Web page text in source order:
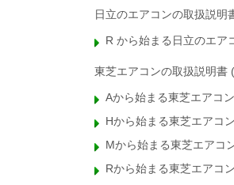
日立のエアコンの取扱説明
R から始まる日立のエア
東芝エアコンの取扱説明書
Aから始まる東芝エアコ
Hから始まる東芝エアコ
Mから始まる東芝エアコ
Rから始まる東芝エアコ